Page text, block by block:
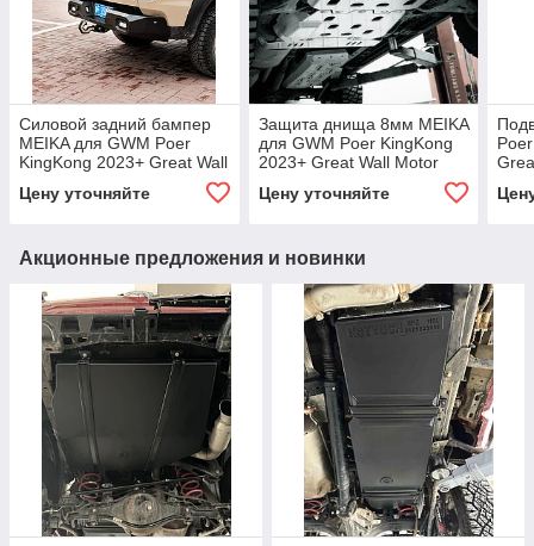
Силовой задний бампер
MEIKA для GWM Poer
KingKong 2023+ Great Wall
Цену уточняйте
Защита днища 8мм MEIKA
для GWM Poer KingKong
2023+ Great Wall Motor
двигателя
Цену уточняйте
Акционные предложения и новинки